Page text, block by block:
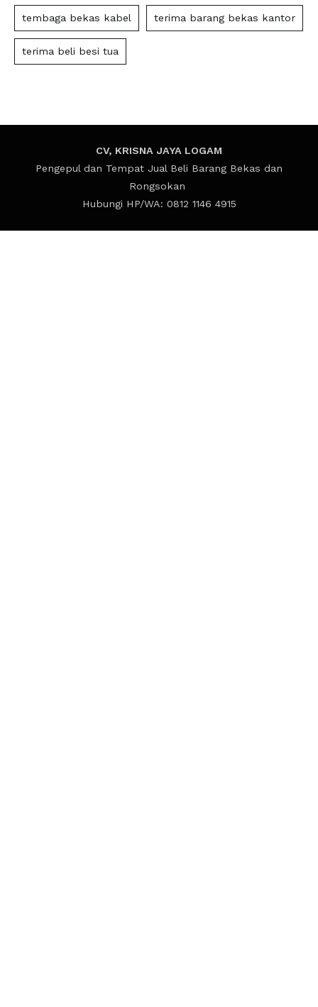
tembaga bekas kabel terima barang bekas kantor
terima beli besi tua
CV, KRISNA JAYA LOGAM
Pengepul dan Tempat Jual Beli Barang Bekas dan
Rongsokan
Hubungi HP/WA: 0812 1146 4915